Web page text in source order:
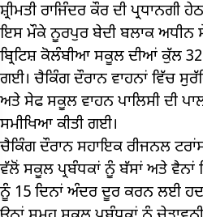
ਸ਼੍ਰੀਮਤੀ ਰਾਜਿੰਦਰ ਕੌਰ ਦੀ ਪ੍ਰਧਾਨਗੀ
ਇਸ ਮੌਕੇ ਨੂਰਪੁਰ ਬੇਦੀ ਬਲਾਕ ਅਧੀਨ
ਬ੍ਰਿਟਿਸ਼ ਕੋਲੰਬੀਆ ਸਕੂਲ ਦੀਆਂ ਕੁੱਲ 32
ਗਈ। ਚੈਕਿੰਗ ਦੌਰਾਨ ਵਾਹਨਾਂ ਵਿੱਚ
ਅਤੇ ਸੇਫ ਸਕੂਲ ਵਾਹਨ ਪਾਲਿਸੀ ਦੀ
ਸਮੀਖਿਆ ਕੀਤੀ ਗਈ।
ਚੈਕਿੰਗ ਦੌਰਾਨ ਸਹਾਇਕ ਰੀਜਨਲ
ਵੱਲੋਂ ਸਕੂਲ ਪ੍ਰਬੰਧਕਾਂ ਨੂੰ ਬੱਸਾਂ ਅਤੇ
ਨੂੰ 15 ਦਿਨਾਂ ਅੰਦਰ ਦੂਰ ਕਰਨ ਲਈ